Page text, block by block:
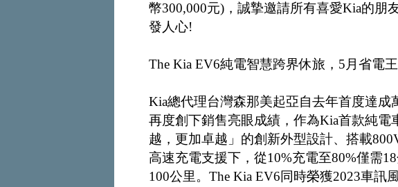
幣300,000元)，誠摯邀請所有喜愛Kia的朋
發人心!
The Kia EV6純電智慧跨界休旅，5月省電
Kia總代理台灣森那美起亞自去年首度達成
再度創下銷售亮眼成績，作為Kia首款純電
越，更加卓越」的創新外型設計、搭載
高速充電支援下，從10%充電至80%僅需
100公里。The Kia EV6同時榮獲2023車訊